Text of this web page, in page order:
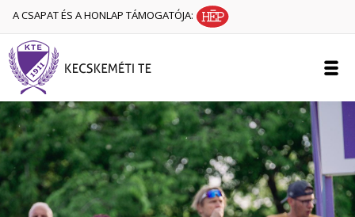
A CSAPAT ÉS A HONLAP TÁMOGATÓJA: